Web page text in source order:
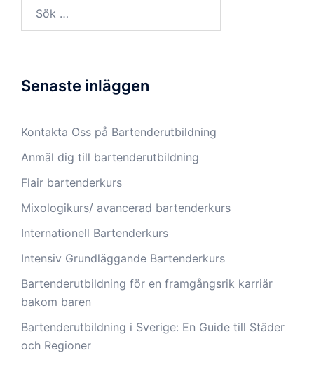
Senaste inläggen
Kontakta Oss på Bartenderutbildning
Anmäl dig till bartenderutbildning
Flair bartenderkurs
Mixologikurs/ avancerad bartenderkurs
Internationell Bartenderkurs​
Intensiv Grundläggande Bartenderkurs
Bartenderutbildning för en framgångsrik karriär
bakom baren
Bartenderutbildning i Sverige: En Guide till Städer
och Regioner